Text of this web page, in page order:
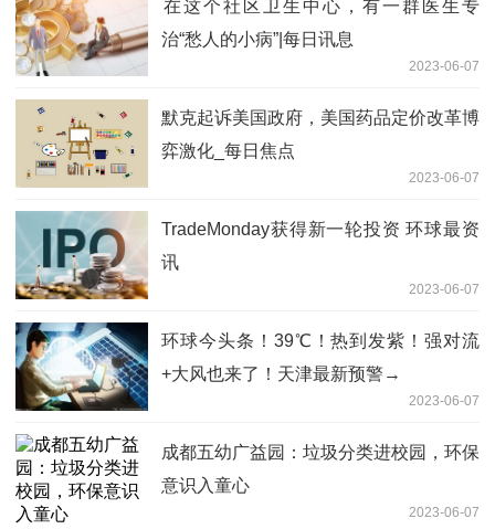
​在这个社区卫生中心，有一群医生专
治“愁人的小病”|每日讯息
2023-06-07
默克起诉美国政府，美国药品定价改革博
弈激化_每日焦点
2023-06-07
TradeMonday获得新一轮投资 环球最资
讯
2023-06-07
环球今头条！39℃！热到发紫！强对流
+大风也来了！天津最新预警→
2023-06-07
成都五幼广益园：垃圾分类进校园，环保
意识入童心
2023-06-07